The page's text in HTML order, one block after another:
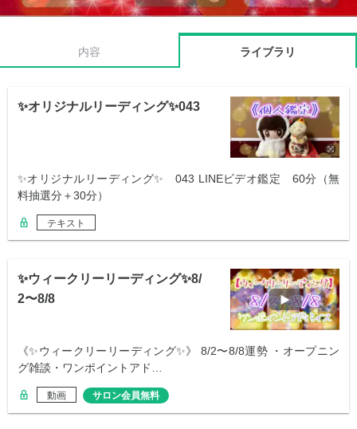
内容 ライブラリ
✨オリジナルリーディング✨043
✨オリジナルリーディング✨ 043 LINEビデオ鑑定 60分（無
料抽選分＋30分）
テキスト
✨ウィークリーリーディング✨8/
2〜8/8
《✨ウィークリーリーディング✨》 8/2〜8/8運勢 ・オープニン
グ雑談・ワンポイントアド…
動画 サロン会員無料